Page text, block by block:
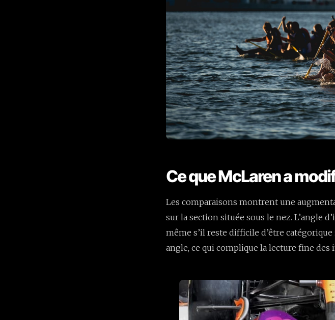
Ce que McLaren a
Les comparaisons montrent une
sur la section située sous le nez. L’angle
même s’il reste difficile d’être
angle, ce qui complique la lecture fine des